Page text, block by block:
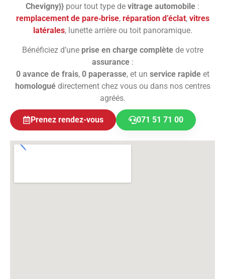
Chevigny}} pour tout type de vitrage automobile :
remplacement de pare‑brise, réparation d’éclat, vitres
latérales, lunette arrière ou toit panoramique.
Bénéficiez d’une prise en charge complètede votre
assurance:
0 avance de frais, 0 paperasse, et un service rapideet
homologuédirectement chez vous ou dans nos centres
agréés.
Prenez rendez-vous 071 51 71 00